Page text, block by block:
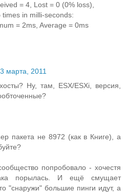
= 4, Lost = 0 (0% loss),
in milli-seconds:
= 2ms, Average = 0ms
марта, 2011
Ну, там, ESX/ESXi, версия,
пакета не 8972 (как в Книге), а
попробовало - хочестя
порылась. И ещё смущает
"снаружи" большие пинги идут, а